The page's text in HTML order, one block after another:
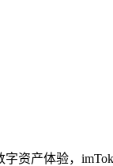
资产体验，